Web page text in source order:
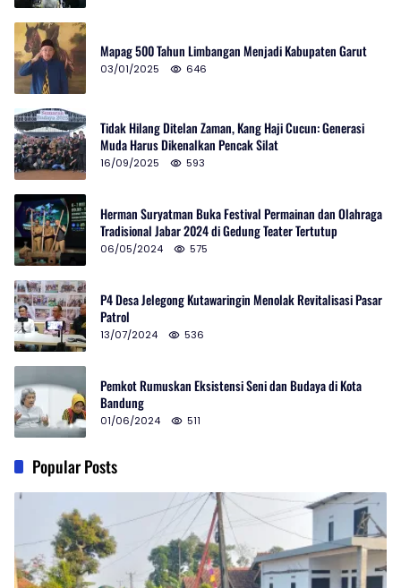
Mapag 500 Tahun Limbangan Menjadi Kabupaten Garut
03/01/2025 646
Tidak Hilang Ditelan Zaman, Kang Haji Cucun: Generasi
Muda Harus Dikenalkan Pencak Silat
16/09/2025 593
Herman Suryatman Buka Festival Permainan dan Olahraga
Tradisional Jabar 2024 di Gedung Teater Tertutup
06/05/2024 575
P4 Desa Jelegong Kutawaringin Menolak Revitalisasi Pasar
Patrol
13/07/2024 536
Pemkot Rumuskan Eksistensi Seni dan Budaya di Kota
Bandung
01/06/2024 511
Popular Posts